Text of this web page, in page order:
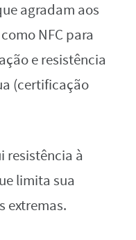
agradam aos
NFC para
e resistência
(certificação
resistência à
limita sua
extremas.